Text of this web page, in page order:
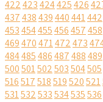
422423424425426
437438439440441442
453454455456457458
469470471472473
484485486487488489
500501502503504505
516517518519520521
531532533534535536